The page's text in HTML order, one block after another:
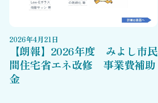
2026年4月21 日
【朗報】2026年度 みよし市民
間住宅省エネ改修 事業費補助
金